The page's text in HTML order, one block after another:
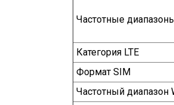
Частотные
Категория LTE
Формат SIM
Частотный диапазон